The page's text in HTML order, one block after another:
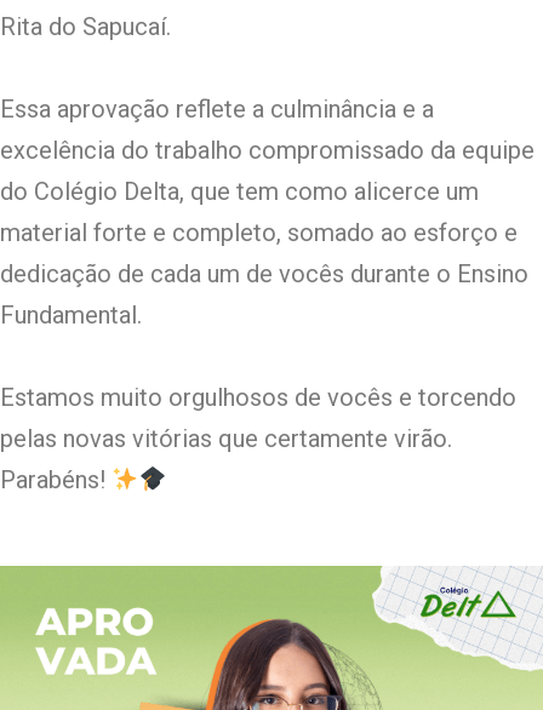
Rita do Sapucaí.
Essa aprovação reflete a culminância e a
excelência do trabalho compromissado da equipe
do Colégio Delta, que tem como alicerce um
material forte e completo, somado ao esforço e
dedicação de cada um de vocês durante o Ensino
Fundamental.
Estamos muito orgulhosos de vocês e torcendo
pelas novas vitórias que certamente virão.
Parabéns!